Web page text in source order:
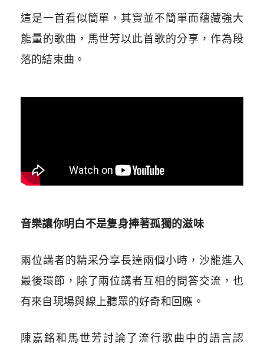
這是一首看似簡單，其實並不簡單而蘊藏強大
能量的歌曲，馬世芳以此首歌的分享，作為段
落的結束曲。
音樂讓你明白不是隻身捧著孤獨的滋味
兩位講者的精采分享長達兩個小時，沙龍進入
最後環節，除了兩位講者互相的問答交流，也
有來自現場與線上聽眾的好奇和回應。
陳嘉銘和馬世芳討論了流行歌曲中的語言認